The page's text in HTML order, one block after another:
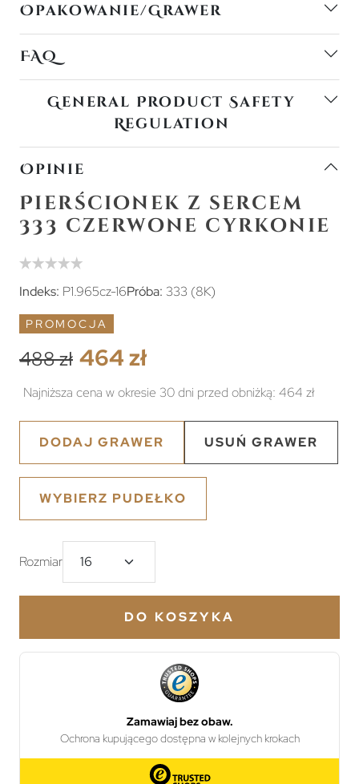
Opakowanie/Grawer
FAQ
General Product Safety
Regulation
Opinie
Pierścionek z sercem
333 czerwone cyrkonie
Indeks: P1.965cz-16Próba: 333 (8K)
PROMOCJA
488 zł 464 zł
Najniższa cena w okresie 30 dni przed obniżką: 464 zł
DODAJ GRAWER USUŃ GRAWER
WYBIERZ PUDEŁKO
Rozmiar
DO KOSZYKA